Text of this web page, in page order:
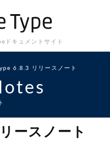
ドキュメントサイト
6.8.3 リリースノート
ースノート